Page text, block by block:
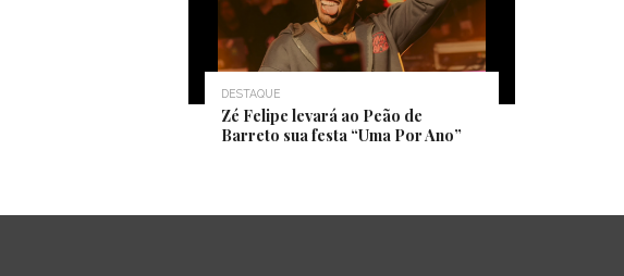
DESTAQUE
Zé Felipe levará ao Peão de
Barreto sua festa “Uma Por Ano”